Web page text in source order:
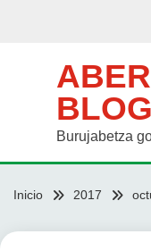
Burujabetza
Inicio 2017